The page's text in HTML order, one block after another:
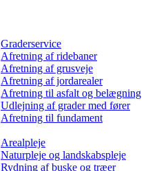
Graderservice
Afretning af ridebaner
Afretning af grusveje
Afretning af jordarealer
Afretning til asfalt og belægning
Udlejning af grader med fører
Afretning til fundament
Arealpleje
Naturpleje og landskabspleje
Rydning af buske og træer